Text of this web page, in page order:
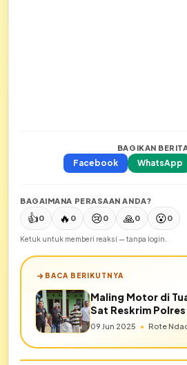
BAGIKAN
Facebook WhatsApp
BAGAIMANA PERASAAN ANDA?
👍0 🔥 0 😢0 🙏0 😮0
Ketuk untuk memberi reaksi — tanpa login.
BACA BERIKUTNYA
Maling Motor di
Sat Reskrim
dalam Hitungan
09 Jun 2025 • Rote